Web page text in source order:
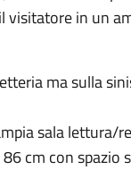
visitatore in un
ma sulla
sala lettura/
cm con spazio